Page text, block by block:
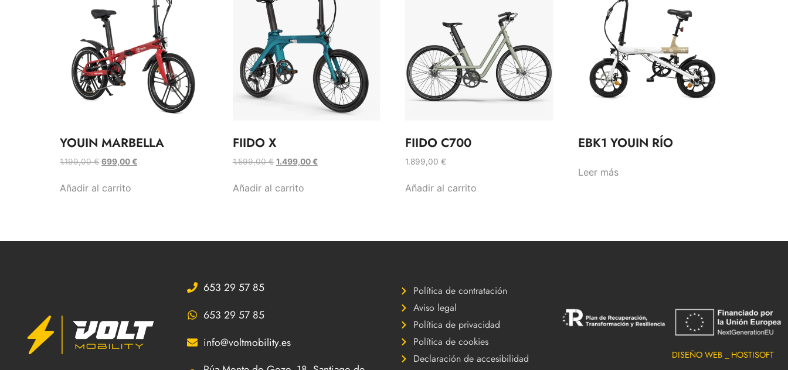
YOUIN MARBELLA
1.199,00€ 699,00€
Añadir al carrito
FIIDO X
1.599,00€ 1.499,00€
Añadir al carrito
FIIDO C700
1.899,00€
Añadir al carrito
EBK1 YOUIN RÍO
Leer más
653 29 57 85
653 29 57 85
info@voltmobility.es
Política de contratación
Aviso legal
Política de privacidad
Política de cookies
Declaración de accesibilidad
DISEÑO WEB _ HOSTISOFT